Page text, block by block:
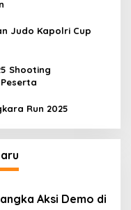
Judo Kapolri Cup
Shooting
Run 2025
Aksi Demo di